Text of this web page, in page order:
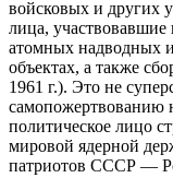
войсковых и других
лица,
атомных надводных
объектах, а также
1961 г.). Это не
политическое лицо
мировой ядерной
патриотов СССР —